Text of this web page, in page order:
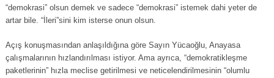
“demokrasi” olsun demek ve sadece “demokrasi” istemek dahi yeter de
artar bile. “İleri”sini kim isterse onun olsun.
Açış konuşmasından anlaşıldığına göre Sayın Yücaoğlu, Anayasa
çalışmalarının hızlandırılması istiyor. Ama ayrıca, “demokratikleşme
paketlerinin” hızla meclise getirilmesi ve neticelendirilmesinin “olumlu